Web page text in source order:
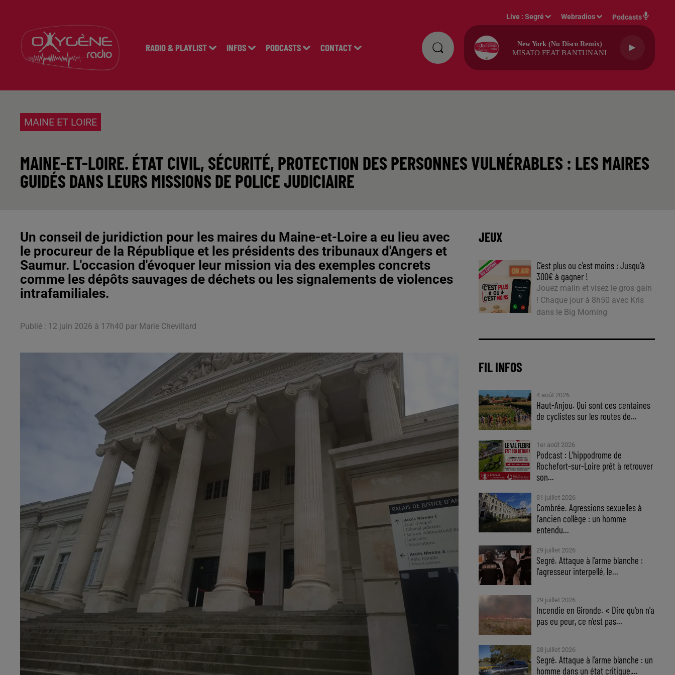
RADIO & PLAYLIST INFOS PODCASTS CONTACT
Live :Segré Webradios Podcasts
New York (nu Disco Remix)
MISATO FEAT BANTUNANI
MAINE ET LOIRE
MAINE-ET-LOIRE. ÉTAT CIVIL, SÉCURITÉ, PROTECTION DES PERSONNES VULNÉRABLES : LES MAIRES
GUIDÉS DANS LEURS MISSIONS DE POLICE JUDICIAIRE
Un conseil de juridiction pour les maires du Maine-et-Loire a eu lieu avec
le procureur de la République et les présidents des tribunaux d'Angers et
Saumur. L'occasion d'évoquer leur mission via des exemples concrets
comme les dépôts sauvages de déchets ou les signalements de violences
intrafamiliales.
Publié : 12 juin 2026 à 17h40 par Marie Chevillard
JEUX
C'est plus ou c'est moins : Jusqu'à
300€ à gagner !
Jouez malin et visez le gros gain
! Chaque jour à 8h50 avec Kris
dans le Big Morning
FIL INFOS
4 août 2026
Haut-Anjou. Qui sont ces centaines
de cyclistes sur les routes de...
1er août 2026
Podcast : L’hippodrome de
Rochefort-sur-Loire prêt à retrouver
son...
31 juillet 2026
Combrée. Agressions sexuelles à
l'ancien collège : un homme
entendu...
29 juillet 2026
Segré. Attaque à l'arme blanche :
l'agresseur interpellé, le...
29 juillet 2026
Incendie en Gironde. « Dire qu'on n'a
pas eu peur, ce n'est pas...
28 juillet 2026
Segré. Attaque à l'arme blanche : un
homme dans un état critique,...